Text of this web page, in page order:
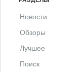
Новости
Обзоры
Лучшее
Поиск